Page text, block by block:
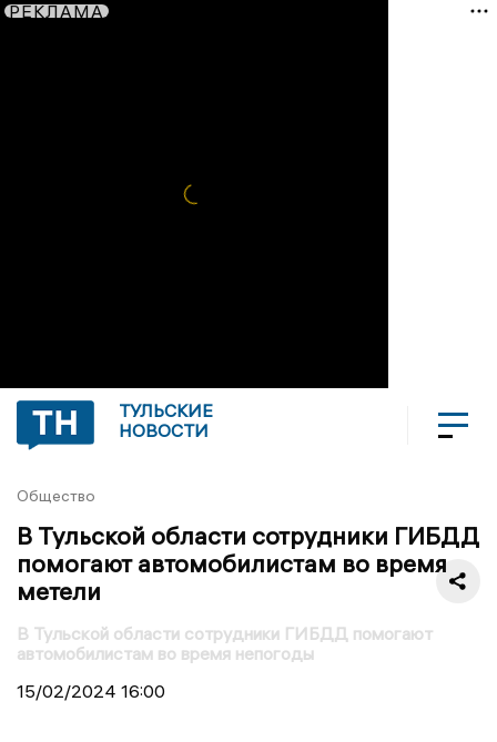
РЕКЛАМА
ТУЛЬСКИЕ
НОВОСТИ
Общество
В Тульской области сотрудники ГИБДД
помогают автомобилистам во время
метели
В Тульской области сотрудники ГИБДД помогают
автомобилистам во время непогоды
15/02/2024 16:00